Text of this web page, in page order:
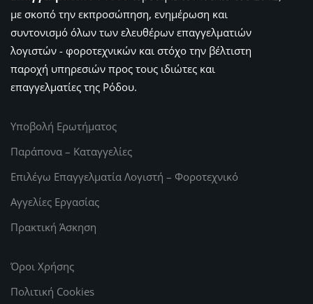
με σκοπό την εκπροσώπηση, ενημέρωση και
συντονισμό όλων των ελευθέρων επαγγελματιών
λογιστών - φοροτεχνικών και στόχο την βέλτιστη
παροχή υπηρεσιών προς τους ιδιώτες και
επαγγελματίες της Ρόδου.
Υποβολή Ερωτήματος
Παράπονα – Καταγγελίες
Επιλέγω Επαγγελματία Λογιστή – Φοροτεχνικό
Αγγελίες Εργασίας
Πρακτική Άσκηση
Όροι Χρήσης
Πολιτική Cookies